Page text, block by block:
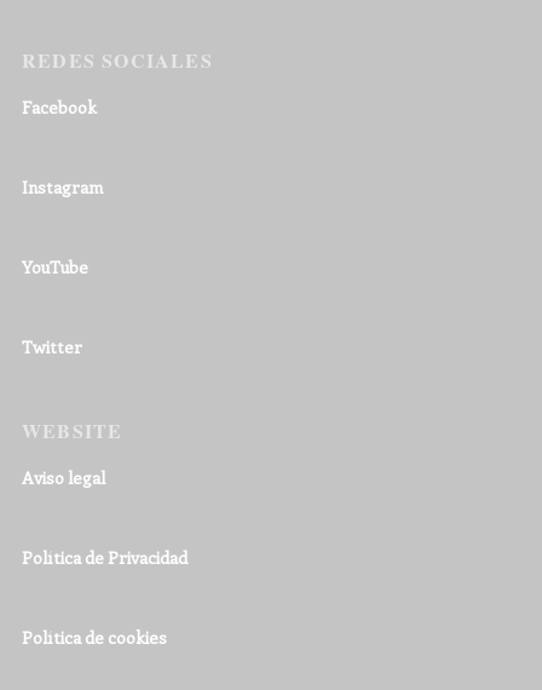
REDES SOCIALES
Facebook
Instagram
YouTube
Twitter
WEBSITE
Aviso legal
Política de Privacidad
Política de cookies